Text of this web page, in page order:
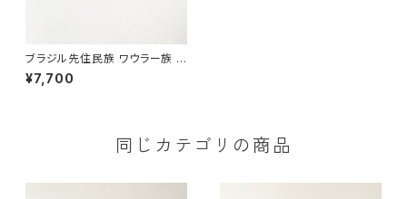
ブラジル先住民族 ワウラー族 ビ
ーズブレスレット 1cm幅 内周16
cm
¥7,700
同じカテゴリの商品